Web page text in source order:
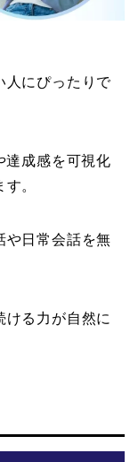
人にぴったりで
達成感を可視化
。
や日常会話を無
ける力が自然に